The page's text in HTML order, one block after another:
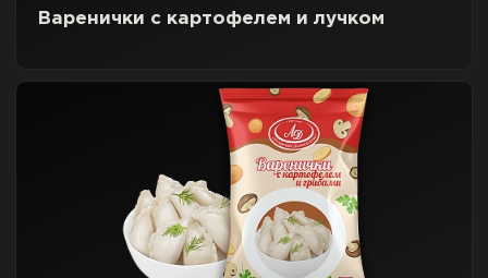
Варенички с картофелем и лучком